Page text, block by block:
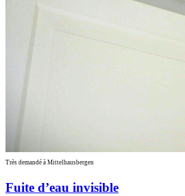
Très demandé à Mittelhausbergen
Fuite d’eau invisible